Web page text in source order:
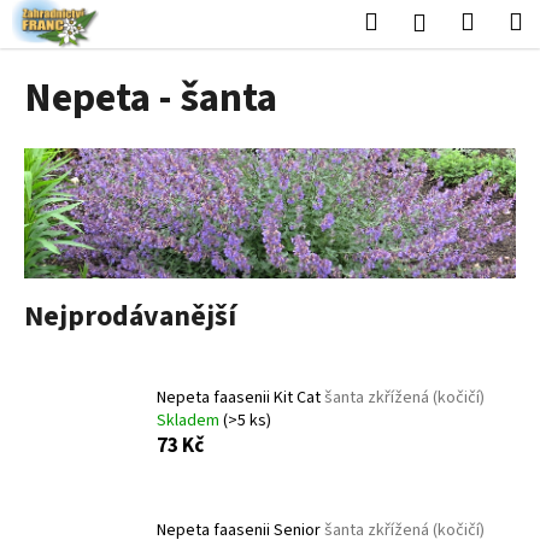
Přejít
na
obsah
HledatPřihlášení
Nepeta - šanta
Nejprodávanější
Nepeta faasenii Kit Catšanta zkřížená (kočičí)
Skladem (>5 ks)
73 Kč
Nepeta faasenii Senioršanta zkřížená (kočičí)
K
o
o
p
o
t
ř
e